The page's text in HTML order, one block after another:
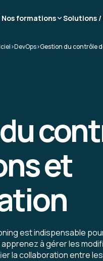
Nos formations Solutions
>DevOps>Gestion du contrôle
et
est indispensable
à gérer les
la collaboration entre